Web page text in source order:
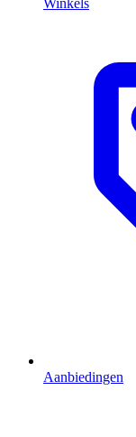
Winkels
Aanbiedingen